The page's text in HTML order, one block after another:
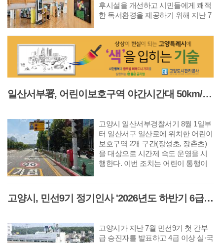
후시설을 개선하고 시민들에게 쾌적
한 독서환경을 제공하기 위해 지난 7
사를 진행했다. 이번 공사를 통해 노
후 엘리베이터를 교체하고 외부 데크
와 화장실을 전면 정비했으며 자료실
과 공용공간의 내부 환경도 개선했
다. 또 어린이와 보호자, 장애인 등 다
할 수 있도록 화장실과 이동 동선을일산서부署, 어린이보호구역 야간시간대 50km/h 완화 '시간제 속도운영' 시행
고양시 일산서부경찰서기 8월 1일부
터 일산서구 일산로에 위치한 어린이
보호구역 2개 구간(장성초, 장촌초)
을 대상으로 시간제 속도 운영을 시
행한다. 이번 조치는 어린이 통행이
일한 제한속도 적용으로 발생하는 운
전자 불편을 개선하고 원활한 교통흐
름을 확보하기 위해서 추진되었다.고양시, 민선9기 정기인사 '2026년도 하반기 6급 팀장 인사발령 사항'
고양시가 지난 7월 민선9기 첫 간부
급 승진자를 발표하고 4급 이상 실·국